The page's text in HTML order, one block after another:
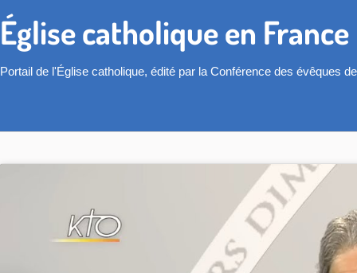
Église catholique en France
Portail de l'Église catholique, édité par la Conférence des évêques